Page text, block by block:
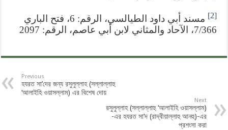
[2]
مسند أبي داود الطيالسي، الرقم: 6، فتح الباري
7/366، الآحاد والمثاني لابن أبي عاصم، الرقم: 2097
Previous
হযরত সা’দের জন্য রসুলুল্লাহ (সল্লাল্লাহু
‘আলাইহি ওয়াসল্লাম) এর বিশেষ দোয়
Next
রসুলুল্লাহ (সল্লাল্লাহু ‘আলাইহি ওয়াসল্লাম)
-এর হযরত সা’দ (রাদ্বীয়াল্লাহু আনহু)-এর
প্রশংসা করা